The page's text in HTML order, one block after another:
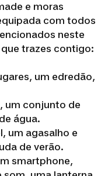
e moras
com todos
neste
trazes contigo:
um edredão,
um conjunto de
água.
um agasalho e
de verão.
smartphone,